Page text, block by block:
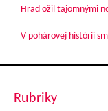
Hrad ožil tajomnými
V pohárovej histórii
Rubriky